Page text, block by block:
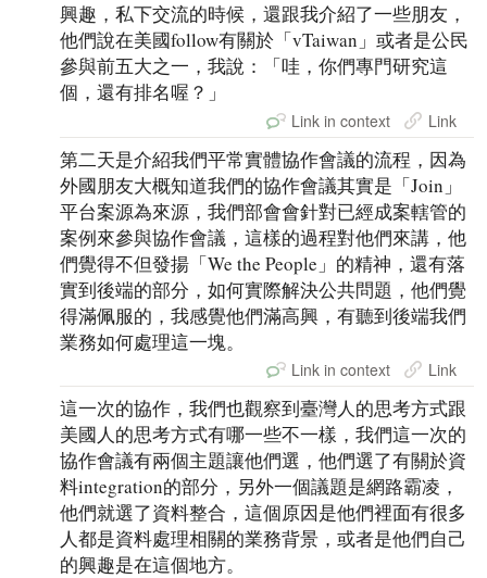
興趣，私下交流的時候，還跟我介紹了一些朋友，
他們說在美國follow有關於「vTaiwan」或者是公民
參與前五大之一，我說：「哇，你們專門研究這
個，還有排名喔？」
Link in context Link
第二天是介紹我們平常實體協作會議的流程，因為
外國朋友大概知道我們的協作會議其實是「Join」
平台案源為來源，我們部會會針對已經成案轄管的
案例來參與協作會議，這樣的過程對他們來講，他
們覺得不但發揚「We the People」的精神，還有落
實到後端的部分，如何實際解決公共問題，他們覺
得滿佩服的，我感覺他們滿高興，有聽到後端我們
業務如何處理這一塊。
Link in context Link
這一次的協作，我們也觀察到臺灣人的思考方式跟
美國人的思考方式有哪一些不一樣，我們這一次的
協作會議有兩個主題讓他們選，他們選了有關於資
料integration的部分，另外一個議題是網路霸凌，
他們就選了資料整合，這個原因是他們裡面有很多
人都是資料處理相關的業務背景，或者是他們自己
的興趣是在這個地方。